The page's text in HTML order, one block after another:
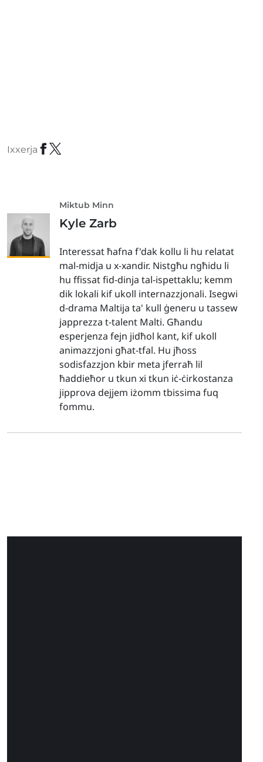
Ixxerja
Miktub Minn
Kyle Zarb
Interessat ħafna f'dak kollu li hu relatat
mal-midja u x-xandir. Nistgħu ngħidu li
hu ffissat fid-dinja tal-ispettaklu; kemm
dik lokali kif ukoll internazzjonali. Isegwi
d-drama Maltija ta' kull ġeneru u tassew
japprezza t-talent Malti. Għandu
esperjenza fejn jidħol kant, kif ukoll
animazzjoni għat-tfal. Hu jħoss
sodisfazzjon kbir meta jferraħ lil
ħaddieħor u tkun xi tkun iċ-ċirkostanza
jipprova dejjem iżomm tbissima fuq
fommu.